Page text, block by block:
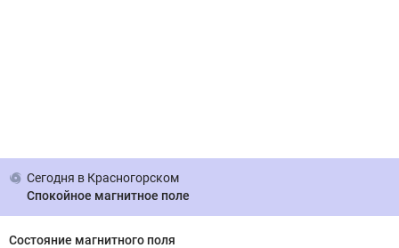
Сегодня в Красногорском
Спокойное магнитное поле
Состояние магнитного поля